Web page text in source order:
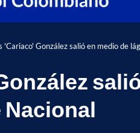
'Cariaco' González salió en medio de